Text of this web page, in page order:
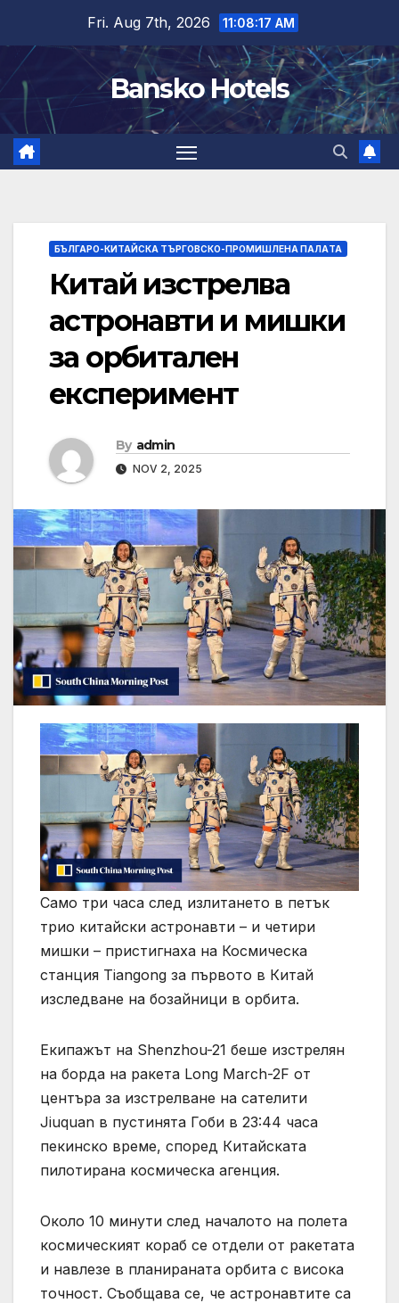
content
Fri. Aug 7th, 2026 11:08:18 AM
Bansko Hotels
БЪЛГАРО-КИТАЙСКА ТЪРГОВСКО-ПРОМИШЛЕНА ПАЛAТА
Китай изстрелва
астронавти и мишки
за орбитален
експеримент
By admin
NOV 2, 2025
Само три часа след излитането в петък
трио китайски астронавти – и четири
мишки – пристигнаха на Космическа
станция Tiangong за първото в Китай
изследване на бозайници в орбита.
Екипажът на Shenzhou-21 беше изстрелян
на борда на ракета Long March-2F от
центъра за изстрелване на сателити
Jiuquan в пустинята Гоби в 23:44 часа
пекинско време, според Китайската
пилотирана космическа агенция.
Около 10 минути след началото на полета
космическият кораб се отдели от ракетата
и навлезе в планираната орбита с висока
точност. Съобщава се, че астронавтите са